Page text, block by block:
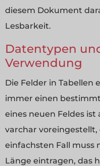
diesem Dokument
Lesbarkeit.
Datentypen
Verwendung
Die Felder in Tabellen
immer einen
eines neuen Feldes
varchar voreingestellt,
einfachsten Fall muss
Länge eintragen, das